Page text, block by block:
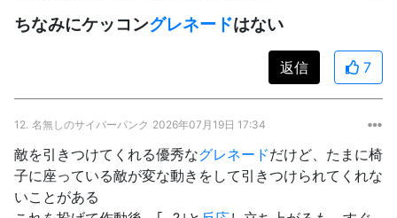
ちなみにケッコングレネードはない
返信 7
12. 名無しのサイバーパンク 2026年07月19日 17:34
敵を引きつけてくれる優秀なグレネードだけど、たまに椅
子に座っている敵が変な動きをして引きつけられてくれな
いことがある